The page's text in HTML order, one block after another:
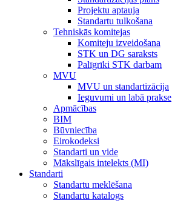
Projektu aptauja
Standartu tulkošana
Tehniskās komitejas
Komiteju izveidošana
STK un DG saraksts
Palīgrīki STK darbam
MVU
MVU un standartizācija
Ieguvumi un labā prakse
Apmācības
BIM
Būvniecība
Eirokodeksi
Standarti un vide
Mākslīgais intelekts (MI)
Standarti
Standartu meklēšana
Standartu katalogs